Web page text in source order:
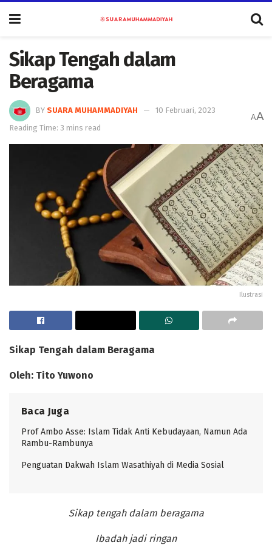
Sikap Tengah dalam
Beragama
BY SUARA MUHAMMADIYAH
10 Februari, 2023
Reading Time: 3 mins read
AA
Ilustrasi
Sikap Tengah dalam Beragama
Oleh: Tito Yuwono
Baca Juga
Prof Ambo Asse: Islam Tidak Anti Kebudayaan, Namun Ada
Rambu-Rambunya
Penguatan Dakwah Islam Wasathiyah di Media Sosial
Sikap tengah dalam beragama
Ibadah jadi ringan